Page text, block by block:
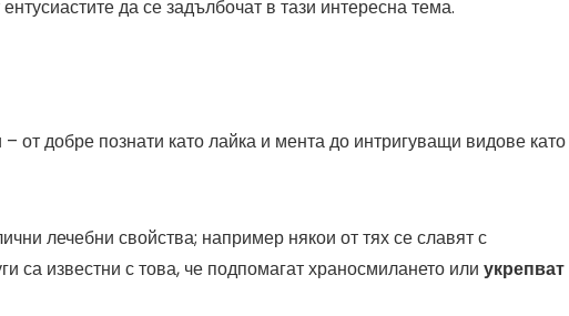
да се задълбочат в тази интересна тема.
от добре познати като лайка и мента до интригуващи видове като
лечебни свойства; например някои от тях се славят с
са известни с това, че подпомагат храносмилането или укрепват